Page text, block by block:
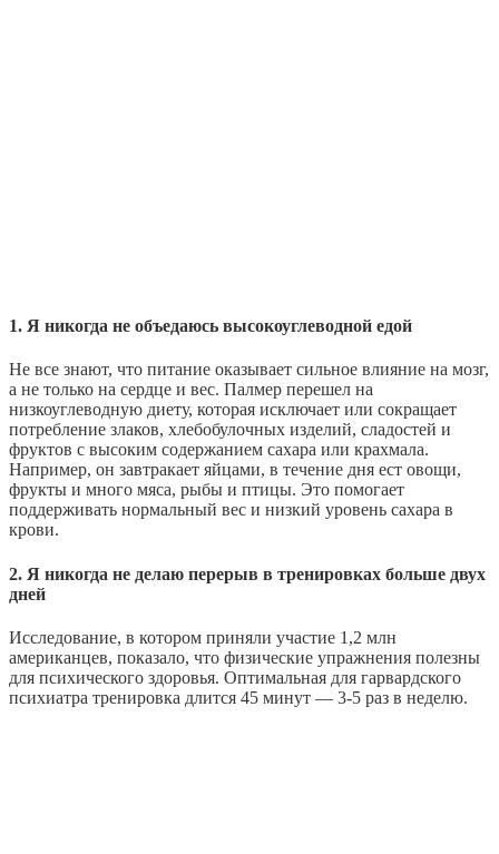
1. Я никогда не объедаюсь высокоуглеводной едой
Не все знают, что питание оказывает сильное влияние на мозг,
а не только на сердце и вес. Палмер перешел на
низкоуглеводную диету, которая исключает или сокращает
потребление злаков, хлебобулочных изделий, сладостей и
фруктов с высоким содержанием сахара или крахмала.
Например, он завтракает яйцами, в течение дня ест овощи,
фрукты и много мяса, рыбы и птицы. Это помогает
поддерживать нормальный вес и низкий уровень сахара в
крови.
2. Я никогда не делаю перерыв в тренировках больше двух
дней
Исследование, в котором приняли участие 1,2 млн
американцев, показало, что физические упражнения полезны
для психического здоровья. Оптимальная для гарвардского
психиатра тренировка длится 45 минут — 3-5 раз в неделю.